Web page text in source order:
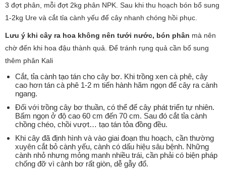
3 đợt phân, mỗi đợt 2kg phân NPK. Sau khi thu hoạch bón bổ sung
1-2kg Ure và cắt tỉa cành yếu để cây nhanh chóng hồi phục.
Lưu ý khi cây ra hoa không nên tưới nước, bón phân mà nên
chờ đến khi hoa đậu thành quả. Để tránh rụng quả cần bổ sung
thêm phân Kali
Cắt, tỉa cành tạo tán cho cây bơ. Khi trồng xen cà phê, cây
cao hơn tán cà phê 1-2 m tiến hành hãm ngọn để cây ra cành
ngang.
Đối với trồng cây bơ thuần, có thể để cây phát triển tự nhiên.
Bấm ngọn ở độ cao 60 cm đến 70 cm. Sau đó cắt tỉa cành
chồng chéo, chồi vượt… tạo tán tỏa đồng đều.
Khi cây đã định hình và vào giai đoạn thu hoạch, cần thường
xuyên cắt bỏ cành yếu, cành có dấu hiệu sâu bệnh. Những
cành nhỏ nhưng mỏng manh nhiều trái, cần phải có biện pháp
chống đỡ vì cành bơ rất giòn, dễ gẫy đổ.